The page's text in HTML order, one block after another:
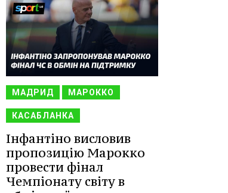
МАДРИД МАРОККО
КАСАБЛАНКА
Інфантіно висловив
пропозицію Марокко
провести фінал
Чемпіонату світу в